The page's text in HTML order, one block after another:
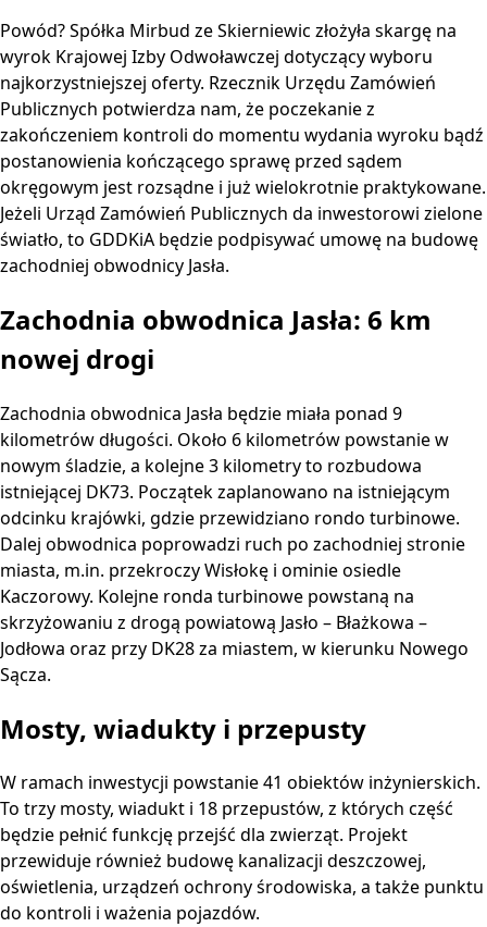
Powód? Spółka Mirbud ze Skierniewic złożyła skargę na
wyrok Krajowej Izby Odwoławczej dotyczący wyboru
najkorzystniejszej oferty. Rzecznik Urzędu Zamówień
Publicznych potwierdza nam, że poczekanie z
zakończeniem kontroli do momentu wydania wyroku bądź
postanowienia kończącego sprawę przed sądem
okręgowym jest rozsądne i już wielokrotnie praktykowane.
Jeżeli Urząd Zamówień Publicznych da inwestorowi zielone
światło, to GDDKiA będzie podpisywać umowę na budowę
zachodniej obwodnicy Jasła.
Zachodnia obwodnica Jasła: 6 km
nowej drogi
Zachodnia obwodnica Jasła będzie miała ponad 9
kilometrów długości. Około 6 kilometrów powstanie w
nowym śladzie, a kolejne 3 kilometry to rozbudowa
istniejącej DK73. Początek zaplanowano na istniejącym
odcinku krajówki, gdzie przewidziano rondo turbinowe.
Dalej obwodnica poprowadzi ruch po zachodniej stronie
miasta, m.in. przekroczy Wisłokę i ominie osiedle
Kaczorowy. Kolejne ronda turbinowe powstaną na
skrzyżowaniu z drogą powiatową Jasło – Błażkowa –
Jodłowa oraz przy DK28 za miastem, w kierunku Nowego
Sącza.
Mosty, wiadukty i przepusty
W ramach inwestycji powstanie 41 obiektów inżynierskich.
To trzy mosty, wiadukt i 18 przepustów, z których część
będzie pełnić funkcję przejść dla zwierząt. Projekt
przewiduje również budowę kanalizacji deszczowej,
oświetlenia, urządzeń ochrony środowiska, a także punktu
do kontroli i ważenia pojazdów.